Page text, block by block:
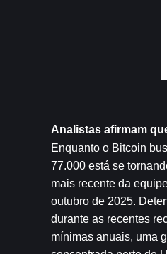
Analistas afirmam
Enquanto o Bitcoin
77.000 está se
mais recente da
outubro de 2025.
durante as recentes
mínimas anuais, uma